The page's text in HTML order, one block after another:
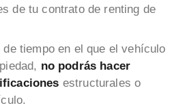
de tu contrato de renting de
de tiempo en el que el vehículo
no podrás hacer
estructurales o